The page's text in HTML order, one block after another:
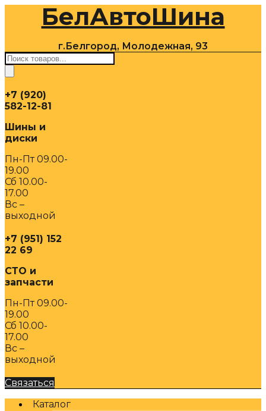
содержимомуБелАвтоШина
г.Белгород, Молодежная, 93
Поиск
товаров
+7 (920)
582-12-81
Шины и
диски
Пн-Пт 09.00-
19.00
Сб 10.00-
17.00
Вс –
выходной
+7 (951) 152
22 69
СТО и
запчасти
Пн-Пт 09.00-
19.00
Сб 10.00-
17.00
Вс –
выходной
Связаться
Каталог